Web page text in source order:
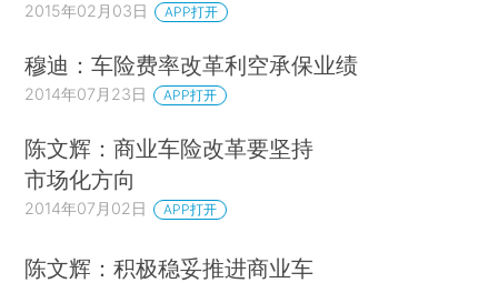
2015年02月03日 APP打开
穆迪：车险费率改革利空承保业绩
2014年07月23日 APP打开
陈文辉：商业车险改革要坚持
市场化方向
2014年07月02日 APP打开
陈文辉：积极稳妥推进商业车